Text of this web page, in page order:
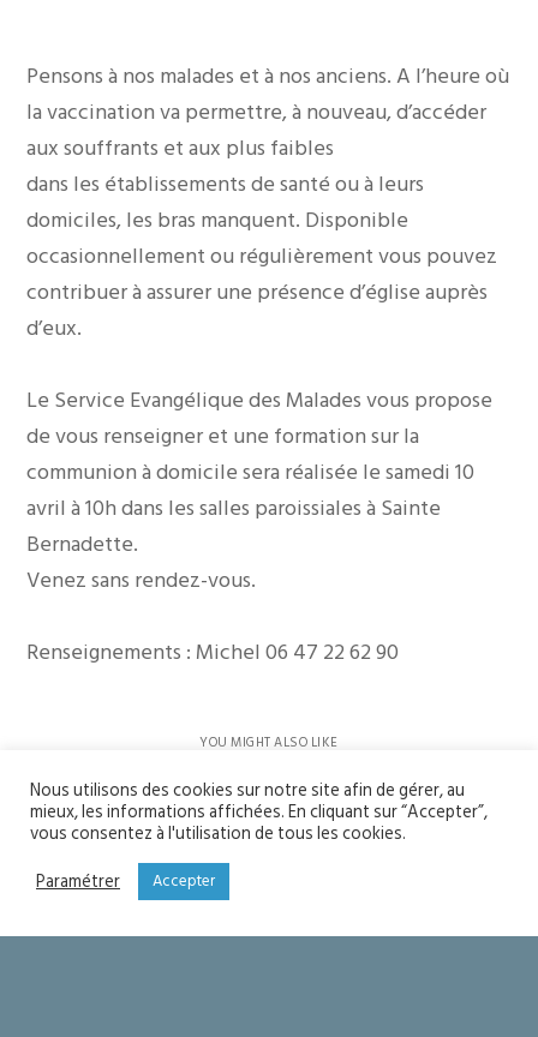
Pensons à nos malades et à nos anciens. A l’heure où
la vaccination va permettre, à nouveau, d’accéder
aux souffrants et aux plus faibles
dans les établissements de santé ou à leurs
domiciles, les bras manquent. Disponible
occasionnellement ou régulièrement vous pouvez
contribuer à assurer une présence d’église auprès
d’eux.
Le Service Evangélique des Malades vous propose
de vous renseigner et une formation sur la
communion à domicile sera réalisée le samedi 10
avril à 10h dans les salles paroissiales à Sainte
Bernadette.
Venez sans rendez-vous.
Renseignements : Michel 06 47 22 62 90
YOU MIGHT ALSO LIKE
Soyons saints
Seigneur merci !
Nous utilisons des cookies sur notre site afin de gérer, au
mieux, les informations affichées. En cliquant sur “Accepter”,
vous consentez à l'utilisation de tous les cookies.
Paramétrer
Accepter